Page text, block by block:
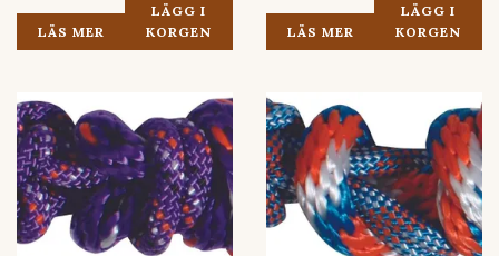
LÄS MER
LÄGG I
KORGEN
LÄS MER
LÄGG I
KORGEN